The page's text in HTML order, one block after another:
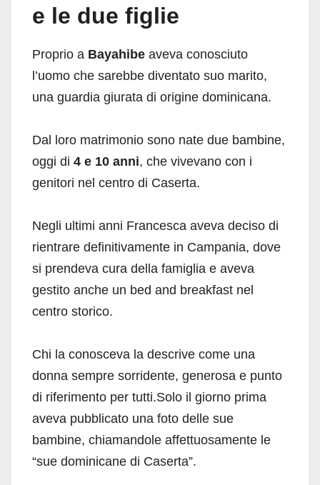
e le due figlie
Proprio a Bayahibe aveva conosciuto
l’uomo che sarebbe diventato suo marito,
una guardia giurata di origine dominicana.
Dal loro matrimonio sono nate due bambine,
oggi di 4 e 10 anni, che vivevano con i
genitori nel centro di Caserta.
Negli ultimi anni Francesca aveva deciso di
rientrare definitivamente in Campania, dove
si prendeva cura della famiglia e aveva
gestito anche un bed and breakfast nel
centro storico.
Chi la conosceva la descrive come una
donna sempre sorridente, generosa e punto
di riferimento per tutti.Solo il giorno prima
aveva pubblicato una foto delle sue
bambine, chiamandole affettuosamente le
“sue dominicane di Caserta”.